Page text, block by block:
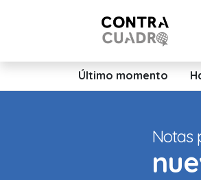
Último momento
Notas